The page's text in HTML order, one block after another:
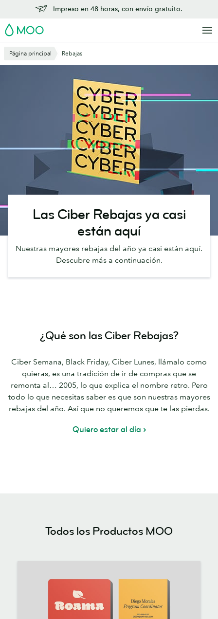
contenido
principal
Impreso en 48 horas, con envío gratuito.
MOO
Página principal Rebajas
Las Ciber Rebajas ya casi
están aquí
Nuestras mayores rebajas del año ya casi están aquí.
Descubre más a continuación.
¿Qué son las Ciber Rebajas?
Ciber Semana, Black Friday, Ciber Lunes, llámalo como
quieras, es una tradición de ir de compras que se
remonta al… 2005, lo que explica el nombre retro. Pero
todo lo que necesitas saber es que son nuestras mayores
rebajas del año. Así que no queremos que te las pierdas.
Quiero estar al día
Todos los Productos MOO